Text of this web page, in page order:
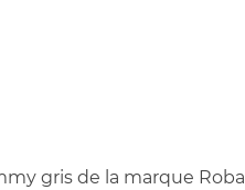
gris de la marque Roba